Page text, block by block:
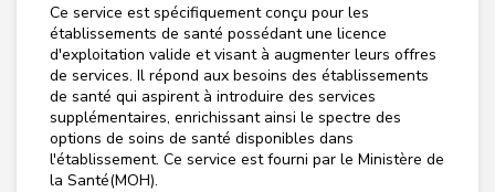
Ce service est spécifiquement conçu pour les
établissements de santé possédant une licence
d'exploitation valide et visant à augmenter leurs offres
de services. Il répond aux besoins des établissements
de santé qui aspirent à introduire des services
supplémentaires, enrichissant ainsi le spectre des
options de soins de santé disponibles dans
l'établissement. Ce service est fourni par le Ministère de
la Santé(MOH).